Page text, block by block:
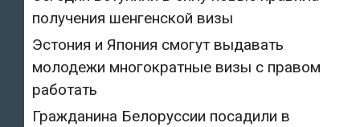
получения шенгенской визы
Эстония и Япония смогут выдавать
молодежи многократные визы с правом
работать
Гражданина Белоруссии посадили в